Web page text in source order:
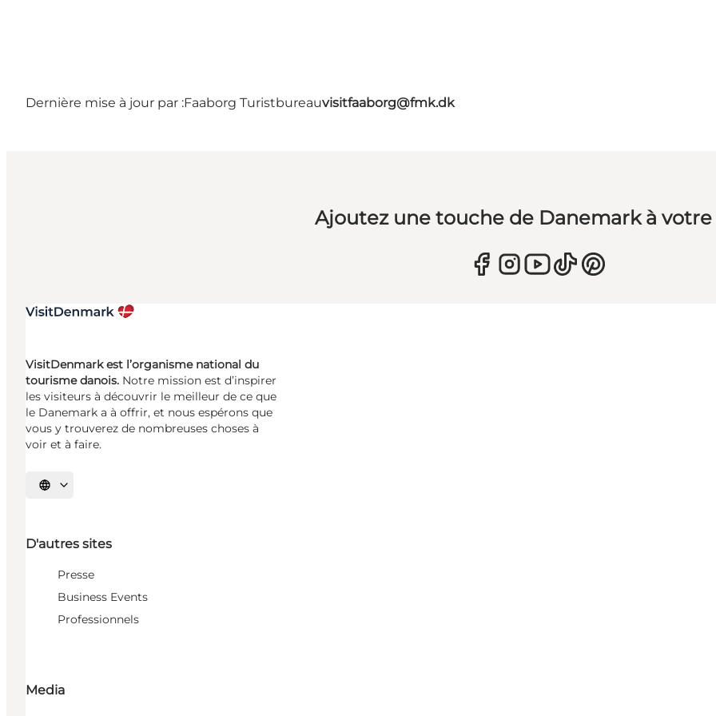
Dernière mise à jour par :Faaborg Turistbureauvisitfaaborg@fmk.dk
Ajoutez une touche de Danemark à
VisitDenmark est l’organisme national du
tourisme danois. Notre mission est d’inspirer
les visiteurs à découvrir le meilleur de ce que
le Danemark a à offrir, et nous espérons que
vous y trouverez de nombreuses choses à
voir et à faire.
Choisissez la langue
D'autres sites
Presse
Business Events
Professionnels
Media